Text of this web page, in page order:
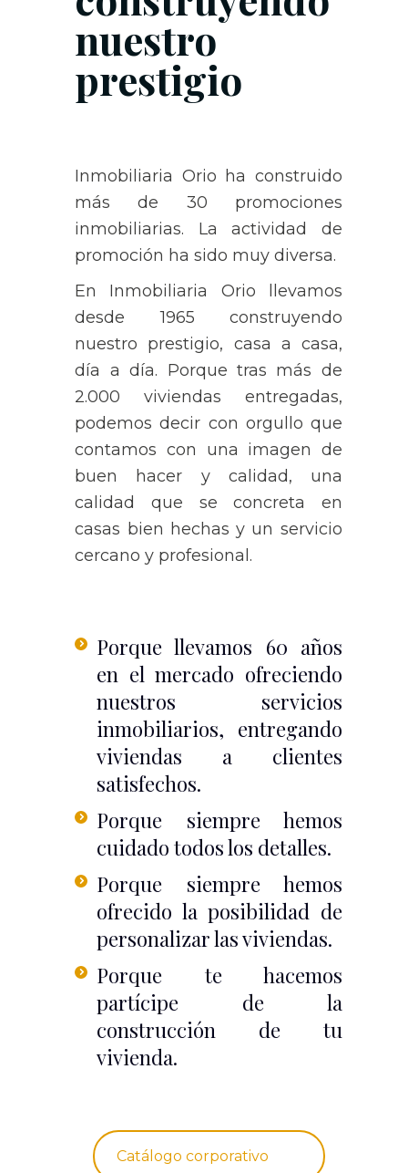
nuestro
prestigio
Inmobiliaria Orio ha construido
más de 30 promociones
inmobiliarias. La actividad de
promoción ha sido muy diversa.
En Inmobiliaria Orio llevamos
desde 1965 construyendo
nuestro prestigio, casa a casa,
día a día. Porque tras más de
2.000 viviendas entregadas,
podemos decir con orgullo que
contamos con una imagen de
buen hacer y calidad, una
calidad que se concreta en
casas bien hechas y un servicio
cercano y profesional.
Porque llevamos 60 años
en el mercado ofreciendo
nuestros servicios
inmobiliarios, entregando
viviendas a clientes
satisfechos.
Porque siempre hemos
cuidado todos los detalles.
Porque siempre hemos
ofrecido la posibilidad de
personalizar las viviendas.
Porque te hacemos
partícipe de la
construcción de tu
vivienda.
Catálogo corporativo